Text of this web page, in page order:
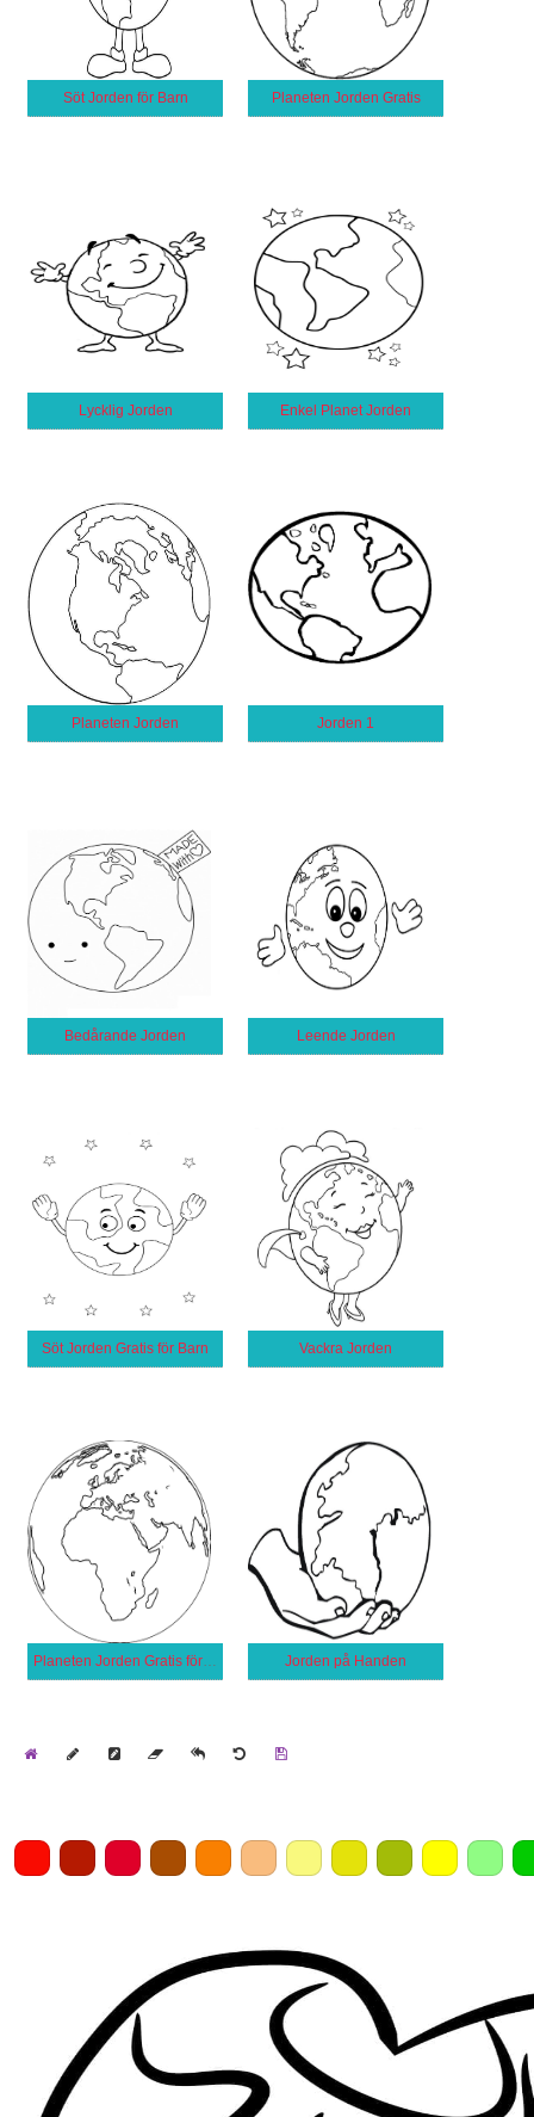
Söt Jorden för Barn Planeten Jorden Gratis
Lycklig Jorden Enkel Planet Jorden
Planeten Jorden Jorden 1
Bedårande Jorden Leende Jorden
Söt Jorden Gratis för Barn Vackra Jorden
Planeten Jorden Gratis för Barn Jorden på Handen